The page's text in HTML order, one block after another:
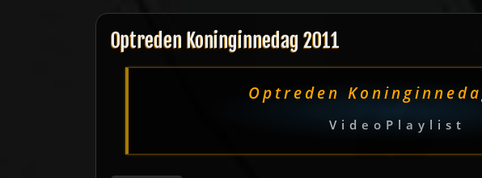
Optreden Koninginnedag 2011
Optreden
VideoPlaylist